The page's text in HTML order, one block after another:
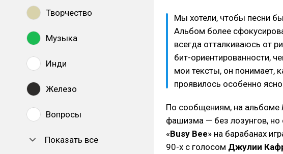
Творчество
Музыка
Инди
Железо
Вопросы
Показать все
Мы хотели, чтобы песни
Альбом более
всегда отталкиваюсь от
бит-ориентированности,
мои тексты, он понимает,
проявилось особенно
По сообщениям, на альбоме
фашизма — без лозунгов, но
«Busy Bee» на барабанах
90-х с голосом Джулии